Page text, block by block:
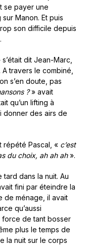
se payer une
Manon. Et puis
son difficile depuis
s’était dit Jean-Marc,
A travers le combiné,
s’en doute, pas
?» avait
qu’un lifting à
donner des airs de
répété Pascal, « c’est
du choix, ah ah ah».
tard dans la nuit. Au
fini par éteindre la
de ménage, il avait
qu’aussi
force de tant bosser
plus le temps de
la nuit sur le corps